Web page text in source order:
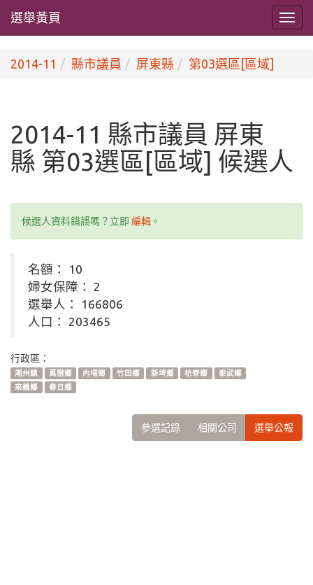
選舉黃頁
2014-11 縣市議員 屏東縣 第03選區[區域]
2014-11 縣市議員 屏東
縣 第03選區[區域] 候選人
候選人資料錯誤嗎？立即 編輯 。
名額： 10
婦女保障： 2
選舉人： 166806
人口： 203465
行政區：
潮州鎮 萬巒鄉 內埔鄉 竹田鄉 新埤鄉 枋寮鄉
泰武鄉
來義鄉
春日鄉
參選記錄 相關公司 選舉公報